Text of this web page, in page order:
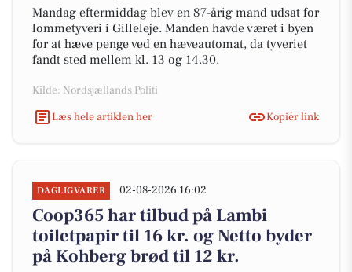
Mandag eftermiddag blev en 87-årig mand udsat for
lommetyveri i Gilleleje. Manden havde været i byen
for at hæve penge ved en hæveautomat, da tyveriet
fandt sted mellem kl. 13 og 14.30.
Kilde: Nordsjællands Politi
Læs hele artiklen her
Kopiér link
DAGLIGVARER 02-08-2026 16:02
Coop365 har tilbud på Lambi
toiletpapir til 16 kr. og Netto byder
på Kohberg brød til 12 kr.